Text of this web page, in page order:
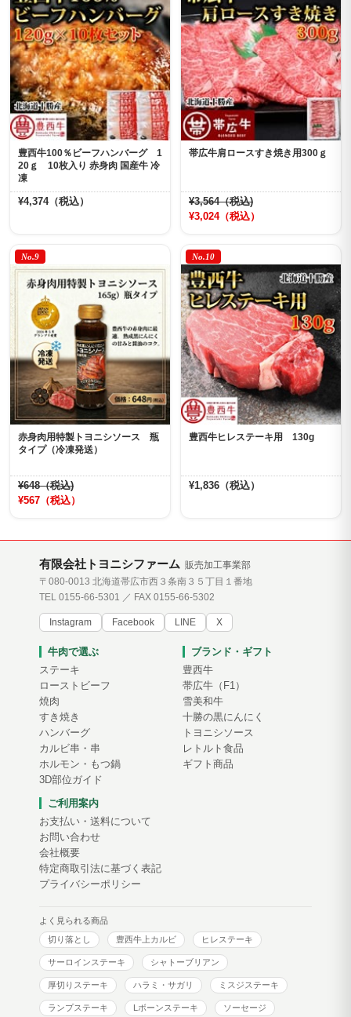
豊西牛100％ビーフハンバーグ 1
20ｇ 10枚入り 赤身肉 国産牛 冷
凍
¥4,374（税込）
帯広牛肩ロースすき焼き用300ｇ
¥3,564（税込)
¥3,024（税込）
No.9
赤身肉用特製トヨニシソース 瓶
タイプ（冷凍発送）
¥648（税込)
¥567（税込）
No.10
豊西牛ヒレステーキ用 130g
¥1,836（税込）
有限会社トヨニシファーム 販売加工事業部
〒080-0013 北海道帯広市西３条南３５丁目１番地
TEL 0155-66-5301 ／ FAX 0155-66-5302
Instagram Facebook LINE X
牛肉で選ぶ
ステーキ
ローストビーフ
焼肉
すき焼き
ハンバーグ
カルビ串・串
ホルモン・もつ鍋
3D部位ガイド
ブランド・ギフト
豊西牛
帯広牛（F1）
雪美和牛
十勝の黒にんにく
トヨニシソース
レトルト食品
ギフト商品
ご利用案内
お支払い・送料について
お問い合わせ
会社概要
特定商取引法に基づく表記
プライバシーポリシー
よく見られる商品
切り落とし
豊西牛上カルビ ヒレステーキ
サーロインステーキ シャトーブリアン
厚切りステーキ ハラミ・サガリ ミスジステーキ
ランプステーキ Lボーンステーキ ソーセージ